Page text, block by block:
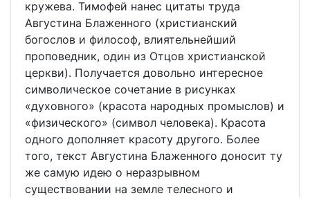
кружева. Тимофей нанес цитаты труда
Августина Блаженного (христианский
богослов и философ, влиятельнейший
проповедник, один из Отцов христианской
церкви). Получается довольно интересное
символическое сочетание в рисунках
«духовного» (красота народных промыслов) и
«физического» (символ человека). Красота
одного дополняет красоту другого. Более
того, текст Августина Блаженного доносит ту
же самую идею о неразрывном
существовании на земле телесного и